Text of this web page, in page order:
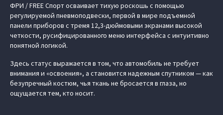
ФРИ / FREE Спорт осваивает тихую роскошь с помощью
регулируемой пневмоподвески, первой в мире подъемной
панели приборов с тремя 12,3-дюймовыми экранами высокой
четкости, русифицированного меню интерфейса с интуитивно
понятной логикой.
Здесь статус выражается в том, что автомобиль не требует
внимания и «освоения», а становится надежным спутником — как
безупречный костюм, чья ткань не бросается в глаза, но
ощущается тем, кто носит.